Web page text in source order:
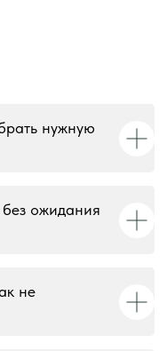
нужную
ожидания
не